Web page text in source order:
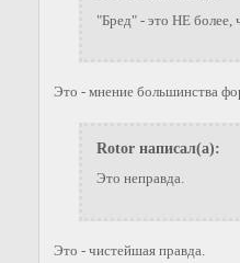
"Бред" - это НЕ более,
Это - мнение большинства
Rotor написал(а):
Это неправда.
Это - чистейшая правда.